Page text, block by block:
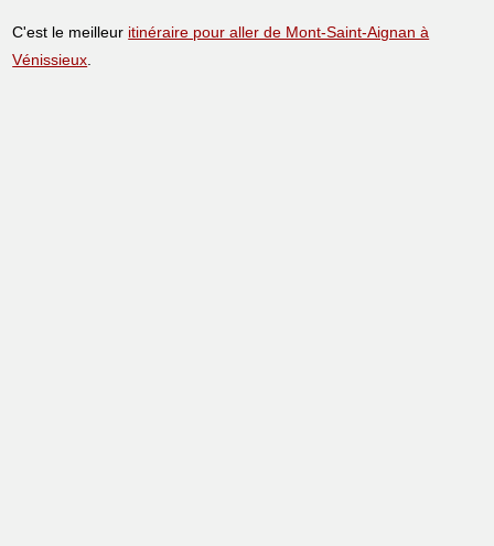
C'est le meilleur itinéraire pour aller de Mont-Saint-Aignan à
Vénissieux.